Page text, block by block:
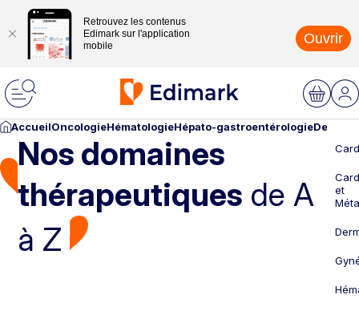
Retrouvez les contenus
Edimark sur l'application
mobile
Ouvrir
AccueilOncologieHématologieHépato-gastroentérologie
Nos domaines
thérapeutiques de A
à Z
et